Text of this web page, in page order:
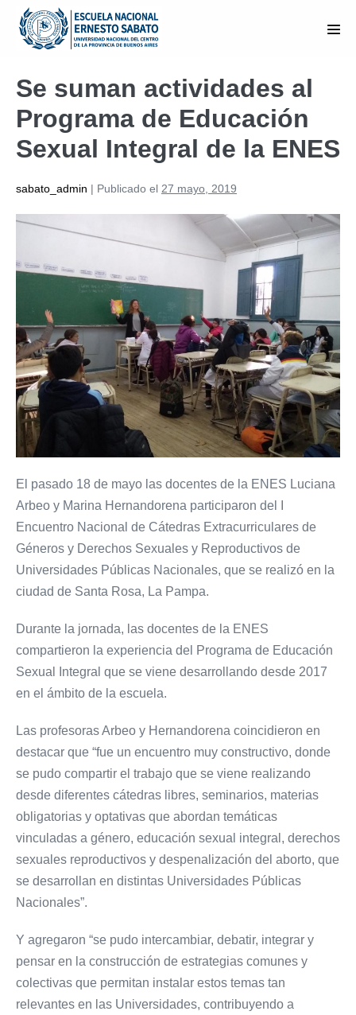
Saltar
contenido
Se suman actividades al
Programa de Educación
Sexual Integral de la ENES
sabato_admin | Publicado el 27 mayo, 2019
El pasado 18 de mayo las docentes de la ENES Luciana
Arbeo y Marina Hernandorena participaron del I
Encuentro Nacional de Cátedras Extracurriculares de
Géneros y Derechos Sexuales y Reproductivos de
Universidades Públicas Nacionales, que se realizó en la
ciudad de Santa Rosa, La Pampa.
Durante la jornada, las docentes de la ENES
compartieron la experiencia del Programa de Educación
Sexual Integral que se viene desarrollando desde 2017
en el ámbito de la escuela.
Las profesoras Arbeo y Hernandorena coincidieron en
destacar que “fue un encuentro muy constructivo, donde
se pudo compartir el trabajo que se viene realizando
desde diferentes cátedras libres, seminarios, materias
obligatorias y optativas que abordan temáticas
vinculadas a género, educación sexual integral, derechos
sexuales reproductivos y despenalización del aborto, que
se desarrollan en distintas Universidades Públicas
Nacionales”.
Y agregaron “se pudo intercambiar, debatir, integrar y
pensar en la construcción de estrategias comunes y
colectivas que permitan instalar estos temas tan
relevantes en las Universidades, contribuyendo a